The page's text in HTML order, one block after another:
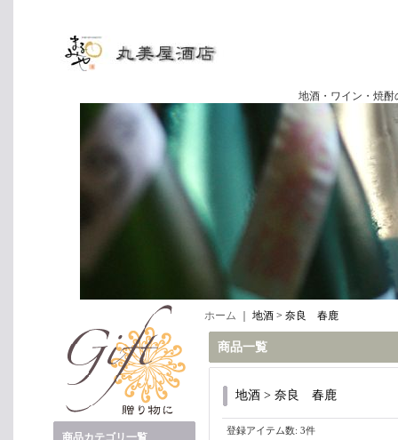
地酒・ワイン・焼酎の専門店
商品カテゴリ一覧
ホーム 地酒 > 奈良 春鹿
商品一覧
地酒 > 奈良 春鹿
登録アイテム数: 3件